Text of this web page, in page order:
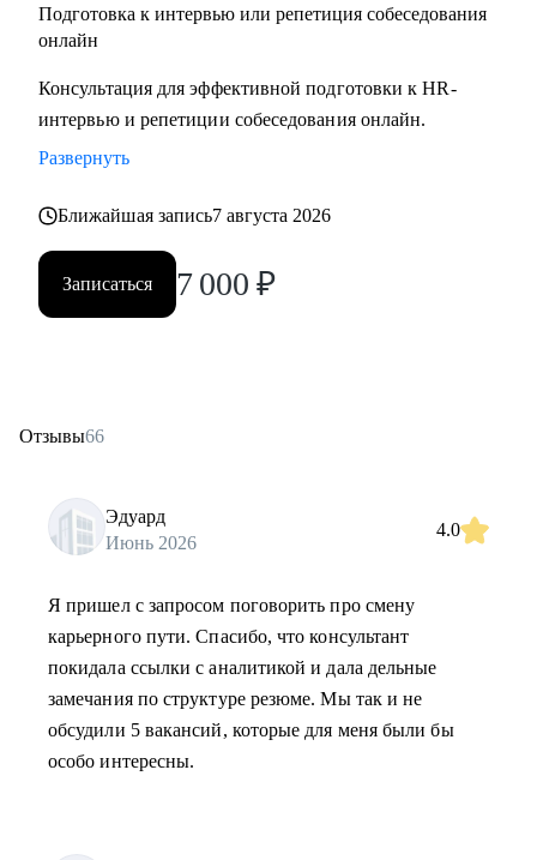
Подготовка к интервью или репетиция собеседования
онлайн
Консультация для эффективной подготовки к HR-
интервью и репетиции собеседования онлайн.
Развернуть
Ближайшая запись7 августа 2026
Записаться 7 000 ₽
Отзывы66
Эдуард
Июнь 2026
4.0
Я пришел с запросом поговорить про смену
карьерного пути. Спасибо, что консультант
покидала ссылки с аналитикой и дала дельные
замечания по структуре резюме. Мы так и не
обсудили 5 вакансий, которые для меня были бы
особо интересны.